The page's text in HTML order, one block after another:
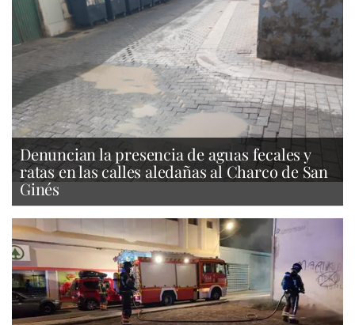
Denuncian la presencia de aguas fecales y
ratas en las calles aledañas al Charco de San
Ginés